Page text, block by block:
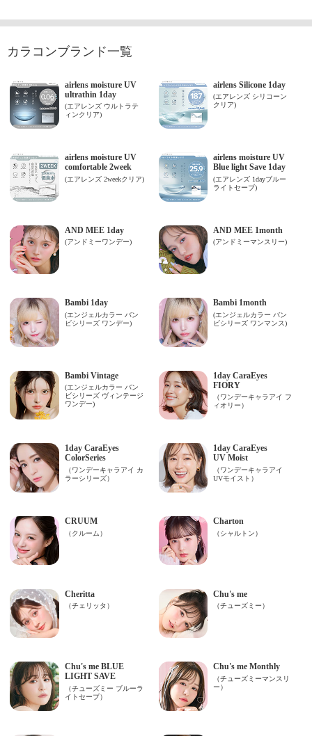
カラコンブランド一覧